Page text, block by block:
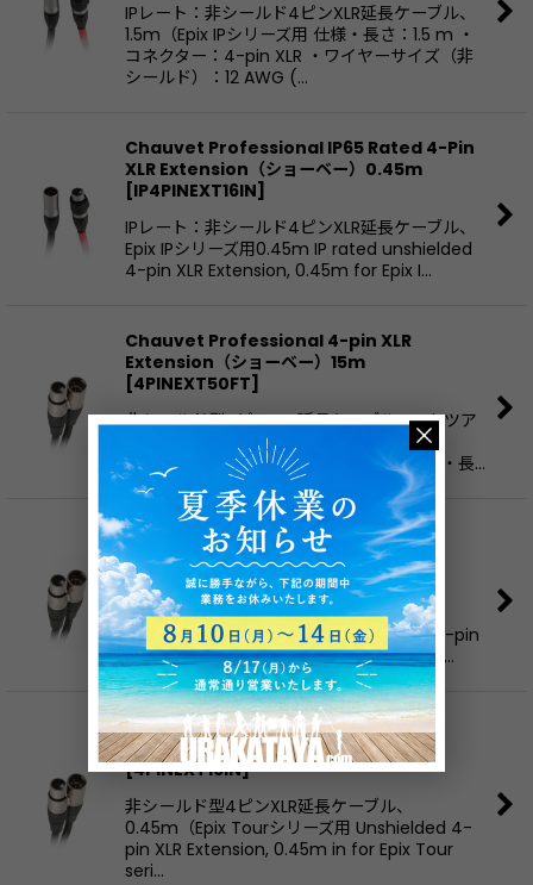
IPレート：非シールド4ピンXLR延長ケーブル、
1.5m（Epix IPシリーズ用 仕様・長さ：1.5 m ・
コネクター：4-pin XLR ・ワイヤーサイズ（非
シールド）：12 AWG (…
Chauvet Professional IP65 Rated 4-Pin
XLR Extension（ショーベー）0.45m
[IP4PINEXT16IN]
IPレート：非シールド4ピンXLR延長ケーブル、
Epix IPシリーズ用0.45m IP rated unshielded
4-pin XLR Extension, 0.45m for Epix I…
Chauvet Professional 4-pin XLR
Extension（ショーベー）15m
[4PINEXT50FT]
非シールド型4ピンXLR延長ケーブル、Epixツア
ーシリーズ用15m Unshielded 4-pin XLR
Extension, 15m for Epix Tour series 仕様・長…
Chauvet Professional 4-pin XLR
Extension（ショーベー）1.5m
[4PINEXT5FT]
非シールド型4ピンXLR延長ケーブル、
1.5m（Epix Tourシリーズ用 Unshielded 4-pin
XLR Extension, 1.5m for Epix Tour series …
Chauvet Professional 4-pin XLR
Extension（ショーベー）0.45m
[4PINEXT16IN]
非シールド型4ピンXLR延長ケーブル、
0.45m（Epix Tourシリーズ用 Unshielded 4-
pin XLR Extension, 0.45m in for Epix Tour
seri…